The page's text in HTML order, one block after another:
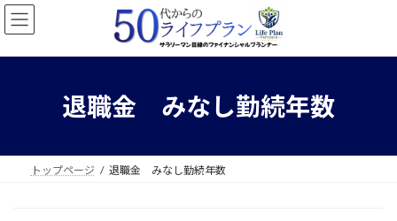
コ
ン
ン
ナ
ビ
ー
退職金 みなし勤続年数
トップページ 退職金 みなし勤続年数